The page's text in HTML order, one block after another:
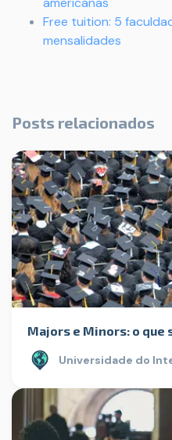
Free tuition: 5
mensalidades
Posts relacionados
Majors e Minors: o que
Universidade do